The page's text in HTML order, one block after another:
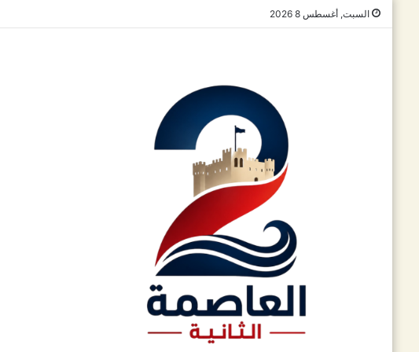
السبت, أغسطس 8 2026